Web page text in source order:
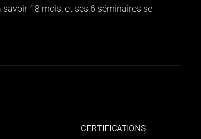
18 mois, et ses 6 séminaires se
CERTIFICATIONS